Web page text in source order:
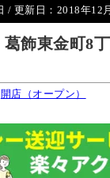
/ 更新日： 2018年12
飾東金町8
開店（オープン）